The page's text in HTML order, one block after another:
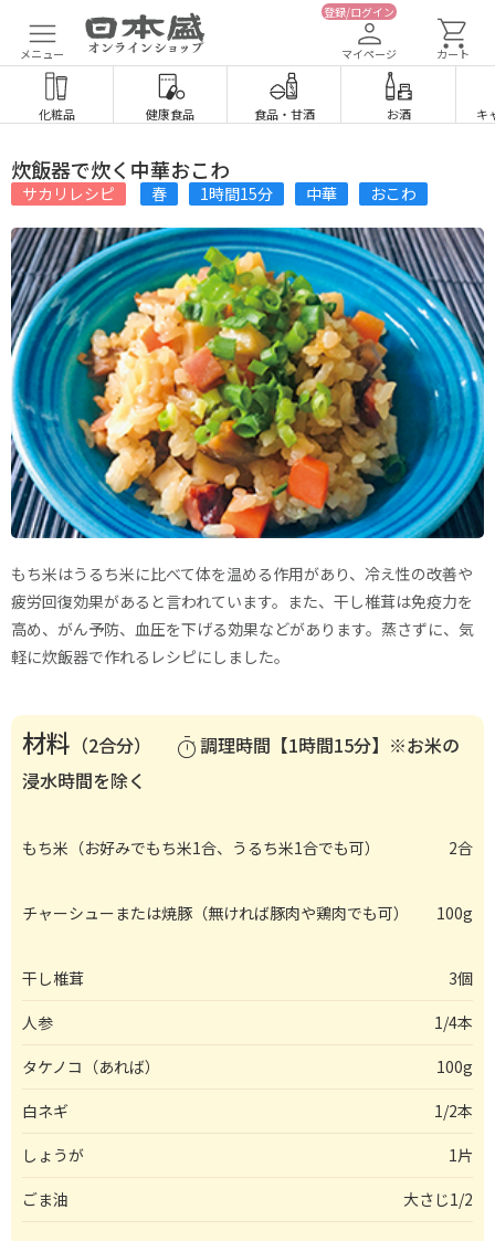
メニュー
登録/ログイン
マイページ カート
化粧品 健康食品 食品・ 甘酒 お酒 キ
炊飯器で炊く中華おこわ
サカリレシピ 春 1時間15分 中華 おこわ
もち米はうるち米に比べて体を温める作用があり、冷え性の改善や
疲労回復効果があると言われています。また、干し椎茸は免疫力を
高め、がん予防、血圧を下げる効果などがあります。蒸さずに、気
軽に炊飯器で作れるレシピにしました。
材料 （2合分） timer調理時間【1時間15分】※お米の
浸水時間を除く
もち米（お好みでもち米1合、うるち米1合でも可） 2合
チャーシューまたは焼豚（無ければ豚肉や鶏肉でも可） 100g
干し椎茸
3個
人参
1/4本
タケノコ（あれば）
100g
白ネギ
1/2本
しょうが
1片
ごま油
大さじ1/2